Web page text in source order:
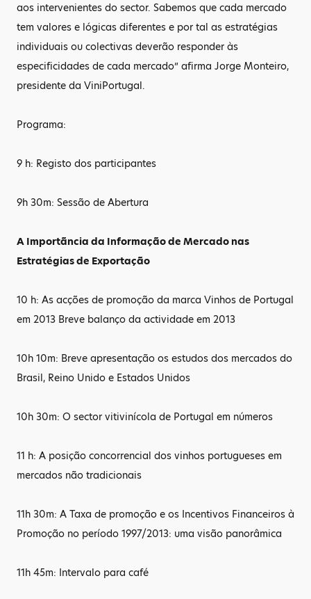
aos intervenientes do sector. Sabemos que cada mercado
tem valores e lógicas diferentes e por tal as estratégias
individuais ou colectivas deverão responder às
especificidades de cada mercado” afirma Jorge Monteiro,
presidente da ViniPortugal.
Programa:
9 h: Registo dos participantes
9h 30m: Sessão de Abertura
A Importãncia da Informação de Mercado nas
Estratégias de Exportação
10 h: As acções de promoção da marca Vinhos de Portugal
em 2013 Breve balanço da actividade em 2013
10h 10m: Breve apresentação os estudos dos mercados do
Brasil, Reino Unido e Estados Unidos
10h 30m: O sector vitivinícola de Portugal em números
11 h: A posição concorrencial dos vinhos portugueses em
mercados não tradicionais
11h 30m: A Taxa de promoção e os Incentivos Financeiros à
Promoção no período 1997/2013: uma visão panorâmica
11h 45m: Intervalo para café